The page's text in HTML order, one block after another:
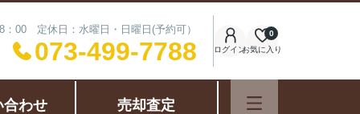
：00 定休日：水曜日・日曜日(予約可）
073-499-7788 ログインお気に入り
0
合わせ 売却査定